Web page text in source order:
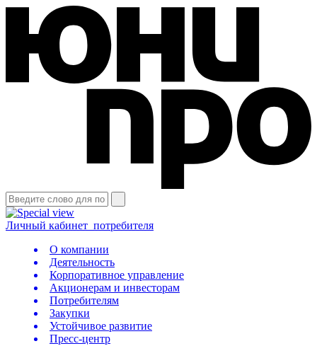
Личный кабинет потребителя
О компании
Деятельность
Корпоративное управление
Акционерам и инвесторам
Потребителям
Закупки
Устойчивое развитие
Пресс-центр